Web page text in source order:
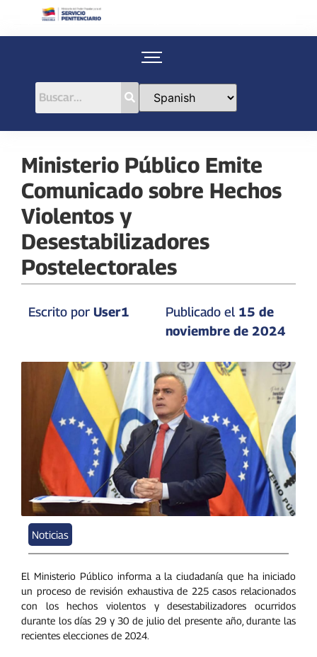
Ministerio Público Emite
Comunicado sobre Hechos
Violentos y
Desestabilizadores
Postelectorales
Escrito por User1 Publicado el 15 de
noviembre de 2024
Noticias
El Ministerio Público informa a la ciudadanía que ha iniciado
un proceso de revisión exhaustiva de 225 casos relacionados
con los hechos violentos y desestabilizadores ocurridos
durante los días 29 y 30 de julio del presente año, durante las
recientes elecciones de 2024.